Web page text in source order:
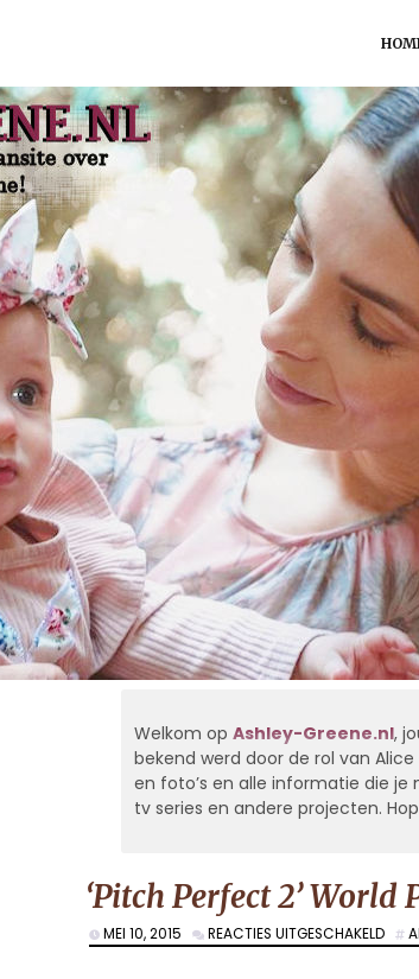
Welkom op Ashley-Greene.nl,
bekend werd door de rol van Alice
en foto’s en alle informatie die je
tv series en andere projecten.
‘Pitch Perfect 2’ World
MEI 10, 2015 REACTIES UITGESCHAKELD